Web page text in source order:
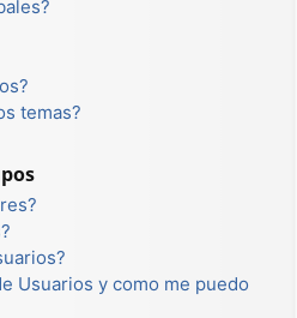
temas?
Usuarios y como me puedo